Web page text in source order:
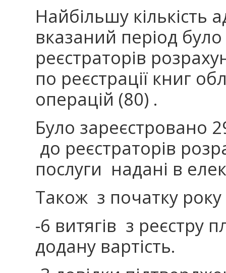
Найбільшу кількість
вказаний період
реєстраторів
по реєстрації книг
операцій (80) .
Було зареєстровано
до реєстраторів
послуги надані в
Також з початку
-6 витягів з реєстру
додану вартість.